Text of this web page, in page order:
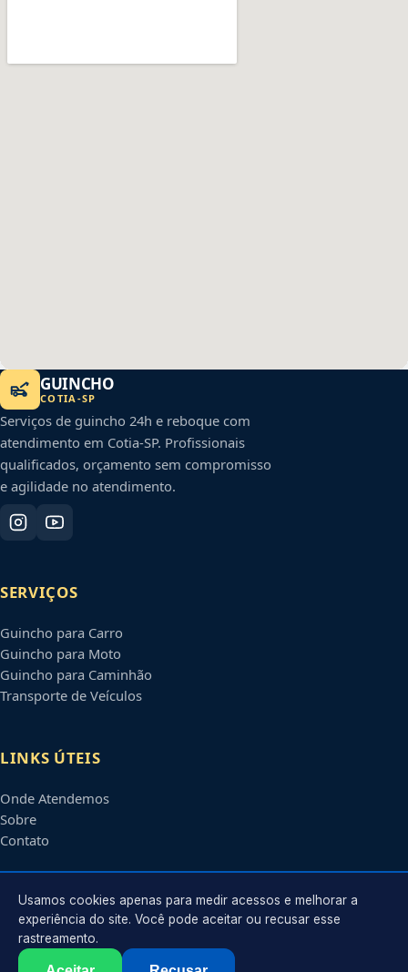
GUINCHO
COTIA -SP
Serviços de guincho 24h e reboque com
atendimento em Cotia-SP. Profissionais
qualificados, orçamento sem compromisso
e agilidade no atendimento.
SERVIÇOS
Guincho para Carro
Guincho para Moto
Guincho para Caminhão
Transporte de Veículos
LINKS ÚTEIS
Onde Atendemos
Sobre
Contato
CONTATO
Atendimento em
contato@guinchosemcotia.com.br
Usamos cookies apenas para medir acessos e melhorar a
experiência do site. Você pode aceitar ou recusar esse
rastreamento.